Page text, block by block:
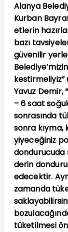
Alanya
Kurban
etlerin
bazı
güvenilir
kestirmeliyiz”
Yavuz Demir,
– 6 saat
sonrasında
sonra kıyma,
yiyeceğiniz
dondurucuda
derin
edecektir.
zamanda
tüketilmesi